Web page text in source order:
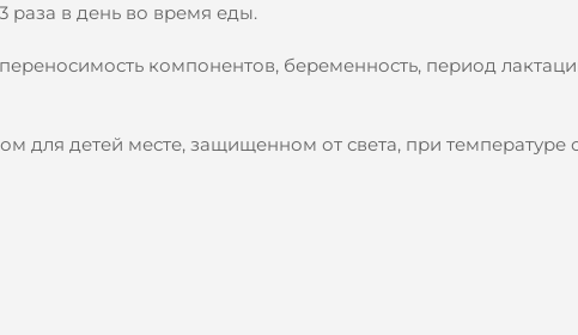
раза в день во время еды.
компонентов, беременность, период
для детей месте, защищенном от света, при температуре